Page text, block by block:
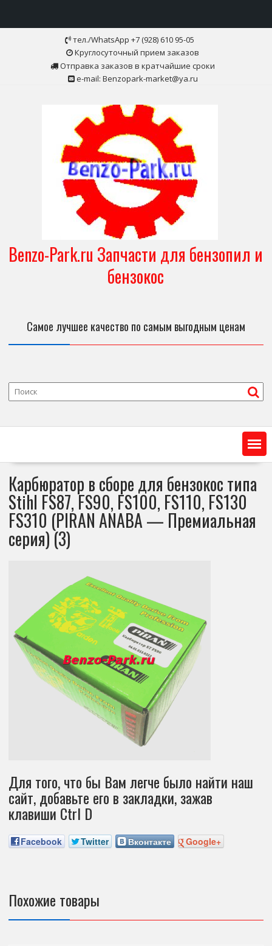
тел./WhatsApp +7 (928) 610 95-05
Круглосуточный прием заказов
Отправка заказов в кратчайшие сроки
e-mail: Benzopark-market@ya.ru
Benzo-Park.ru Запчасти для бензопил и
бензокос
Самое лучшее качество по самым выгодным ценам
Карбюратор в сборе для бензокос типа
Stihl FS87, FS90, FS100, FS110, FS130
FS310 (PIRAN ANABA — Премиальная
серия) (3)
Для того, что бы Вам легче было найти наш
сайт, добавьте его в закладки, зажав
клавиши Ctrl D
Facebook Twitter Вконтакте Google+
Похожие товары